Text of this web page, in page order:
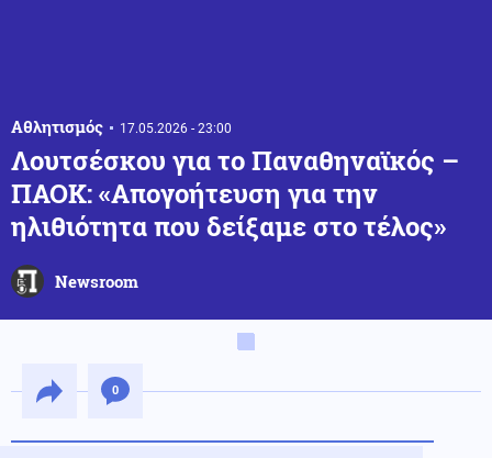
Αθλητισμός 17.05.2026 - 23:00
Λουτσέσκου για το Παναθηναϊκός –
ΠΑΟΚ: «Απογοήτευση για την
ηλιθιότητα που δείξαμε στο τέλος»
Newsroom
0